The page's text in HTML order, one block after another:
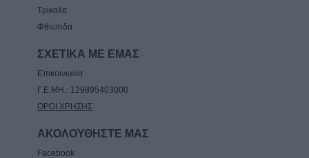
Τρίκαλα
Φθιώτιδα
ΣΧΕΤΙΚΑ ΜΕ ΕΜΑΣ
Επικοινωνία
Γ.Ε.ΜΗ.: 129895403000
ΟΡΟΙ ΧΡΗΣΗΣ
ΑΚΟΛΟΥΘΗΣΤΕ ΜΑΣ
Facebook